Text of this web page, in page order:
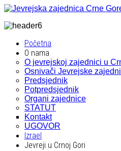
Početna
O nama
O jevrejskoj zajednici u
Osnivači Jevrejske
Predsjednik
Potpredsjednik
Organi zajednice
STATUT
Kontakt
UGOVOR
Izrael
Jevreji u Crnoj Gori